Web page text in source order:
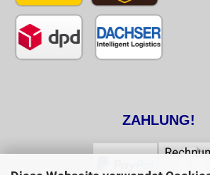
ZAHLUNG!